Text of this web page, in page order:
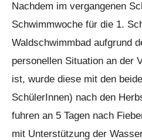
Nachdem im vergangenen
Schwimmwoche für die 1.
Waldschwimmbad aufgrund
personellen Situation an der
ist, wurde diese mit den
SchülerInnen) nach den
fuhren an 5 Tagen nach
mit Unterstützung der